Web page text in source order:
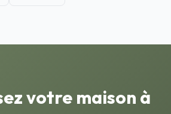
votre maison à